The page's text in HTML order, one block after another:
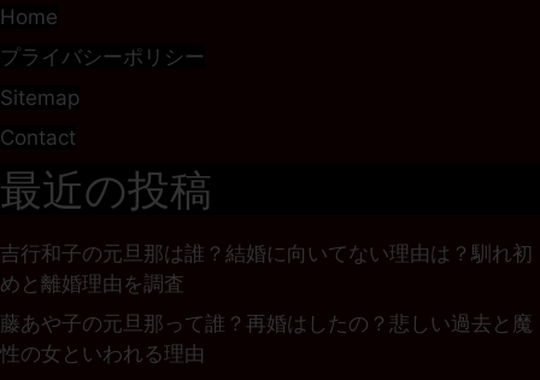
Home
プライバシーポリシー
Sitemap
Contact
最近の投稿
吉行和子の元旦那は誰？結婚に向いてない理由は？馴れ初
めと離婚理由を調査
藤あや子の元旦那って誰？再婚はしたの？悲しい過去と魔
性の女といわれる理由